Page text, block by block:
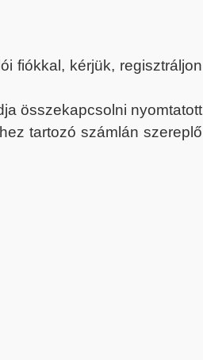
fiókkal, kérjük, regisztráljon
összekapcsolni nyomtatott
tartozó számlán szereplő